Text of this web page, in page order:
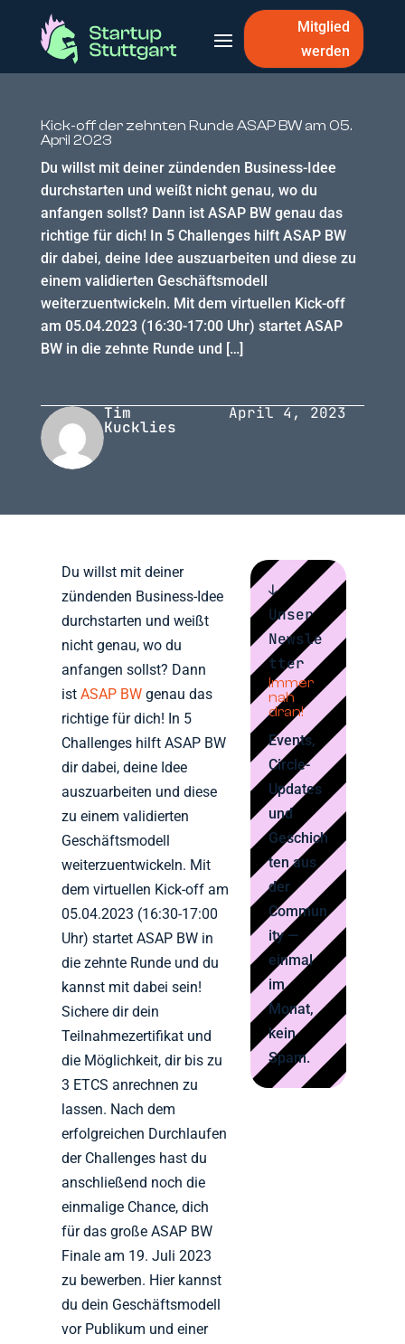
Mitglied
werden
Kick-off der zehnten Runde ASAP BW am 05.
April 2023
Du willst mit deiner zündenden Business-Idee
durchstarten und weißt nicht genau, wo du
anfangen sollst? Dann ist ASAP BW genau das
richtige für dich! In 5 Challenges hilft ASAP BW
dir dabei, deine Idee auszuarbeiten und diese zu
einem validierten Geschäftsmodell
weiterzuentwickeln. Mit dem virtuellen Kick-off
am 05.04.2023 (16:30-17:00 Uhr) startet ASAP
BW in die zehnte Runde und […]
Tim
Kucklies
April 4, 2023
Du willst mit deiner
zündenden Business-Idee
durchstarten und weißt
nicht genau, wo du
anfangen sollst? Dann
istASAP BW genau das
richtige für dich! In 5
Challenges hilft ASAP BW
dir dabei, deine Idee
auszuarbeiten und diese
zu einem validierten
Geschäftsmodell
weiterzuentwickeln. Mit
dem virtuellen Kick-off am
05.04.2023 (16:30-17:00
Uhr) startet ASAP BW in
die zehnte Runde und du
kannst mit dabei sein!
Sichere dir dein
Teilnahmezertifikat und
die Möglichkeit, dir bis zu
3 ETCS anrechnen zu
lassen. Nach dem
erfolgreichen Durchlaufen
der Challenges hast du
anschließend noch die
einmalige Chance, dich
für das große ASAP BW
Finale am 19. Juli 2023
zu bewerben. Hier kannst
du dein Geschäftsmodell
vor Publikum und einer
↓
Unser
Newsle
tter
Immer
nah
dran!
Events,
Circle-
Updates
und
Geschich
ten aus
der
Commun
ity —
einmal
im
Monat,
kein
Spam.